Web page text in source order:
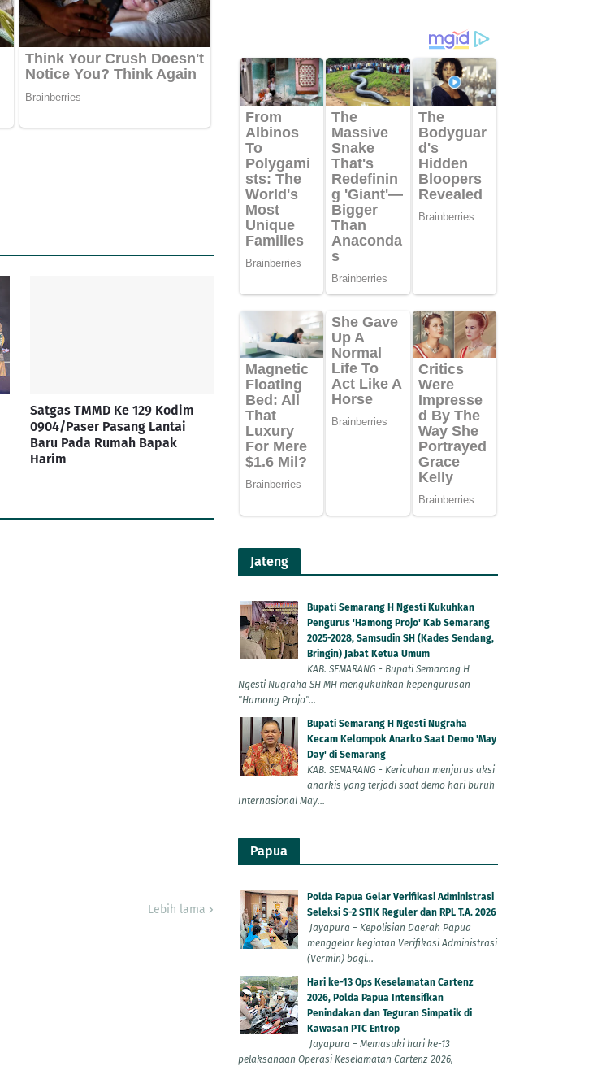
Satgas TMMD Ke 129 Kodim
0904/Paser Pasang Lantai
Baru Pada Rumah Bapak
Harim
Lebih lama
Jateng
Bupati Semarang H Ngesti Kukuhkan
Pengurus 'Hamong Projo' Kab Semarang
2025-2028, Samsudin SH (Kades Sendang,
Bringin) Jabat Ketua Umum
KAB. SEMARANG - Bupati Semarang H
Ngesti Nugraha SH MH mengukuhkan kepengurusan
"Hamong Projo"...
Bupati Semarang H Ngesti Nugraha
Kecam Kelompok Anarko Saat Demo 'May
Day' di Semarang
KAB. SEMARANG - Kericuhan menjurus aksi
anarkis yang terjadi saat demo hari buruh
Internasional May...
Papua
Polda Papua Gelar Verifikasi Administrasi
Seleksi S-2 STIK Reguler dan RPL T.A. 2026
Jayapura – Kepolisian Daerah Papua
menggelar kegiatan Verifikasi Administrasi
(Vermin) bagi...
Hari ke-13 Ops Keselamatan Cartenz
2026, Polda Papua Intensifkan
Penindakan dan Teguran Simpatik di
Kawasan PTC Entrop
Jayapura – Memasuki hari ke-13
pelaksanaan Operasi Keselamatan Cartenz-2026,